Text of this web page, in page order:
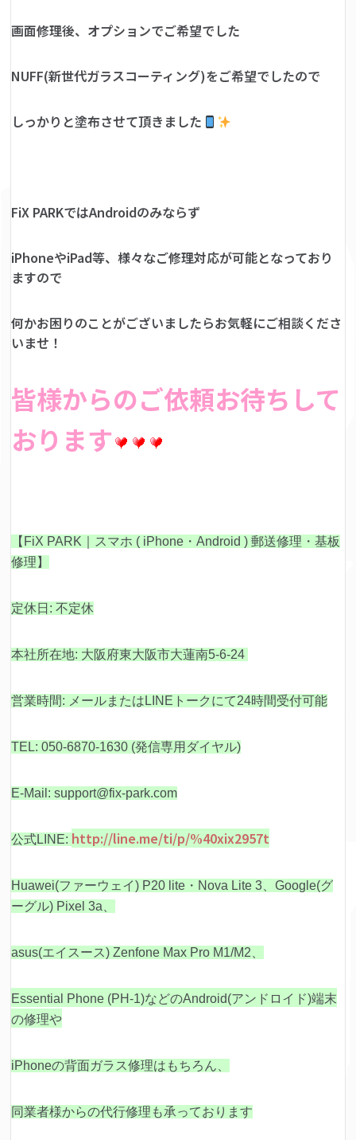
画面修理後、オプションでご希望でした
NUFF(新世代ガラスコーティング)をご希望でしたので
しっかりと塗布させて頂きました
FiX PARKではAndroidのみならず
iPhoneやiPad等、様々なご修理対応が可能となっており
ますので
何かお困りのことがございましたらお気軽にご相談くださ
いませ！
皆様からのご依頼お待ちして
おります
【FiX PARK｜スマホ ( iPhone・Android ) 郵送修理・基板
修理】
定休日: 不定休
本社所在地: 大阪府東大阪市大蓮南5-6-24
営業時間: メールまたはLINEトークにて24時間受付可能
TEL: 050-6870-1630 (発信専用ダイヤル)
E-Mail: support@fix-park.com
公式LINE: http://line.me/ti/p/%40xix2957t
Huawei(ファーウェイ) P20 lite・Nova Lite 3、Google(グ
ーグル) Pixel 3a、
asus(エイスース) Zenfone Max Pro M1/M2、
Essential Phone (PH-1)などのAndroid(アンドロイド)端末
の修理や
iPhoneの背面ガラス修理はもちろん、
同業者様からの代行修理も承っております